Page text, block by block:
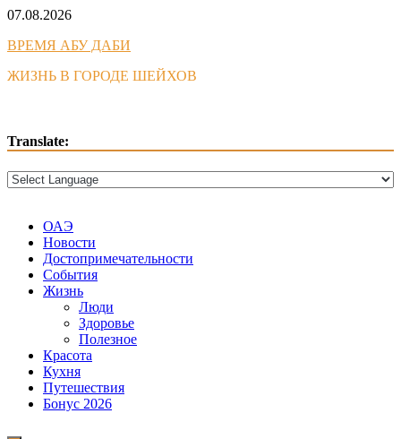
Skip
content
07.08.2026
ВРЕМЯ АБУ ДАБИ
ЖИЗНЬ В ГОРОДЕ ШЕЙХОВ
Translate:
ОАЭ
Новости
Достопримечательности
События
Жизнь
Люди
Здоровье
Полезное
Красота
Кухня
Путешествия
Бонус 2026